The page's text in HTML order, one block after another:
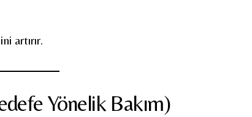
artırır.
Yönelik Bakım)